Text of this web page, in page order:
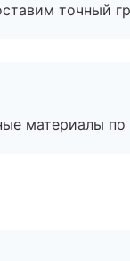
точный
материалы по